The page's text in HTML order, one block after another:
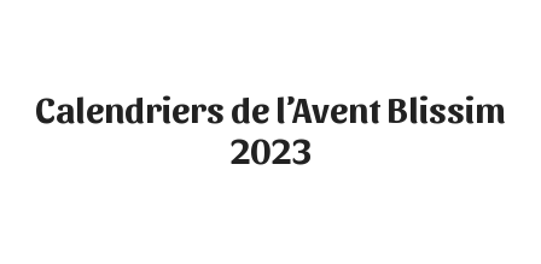
Calendriers de l’Avent Blissim
2023